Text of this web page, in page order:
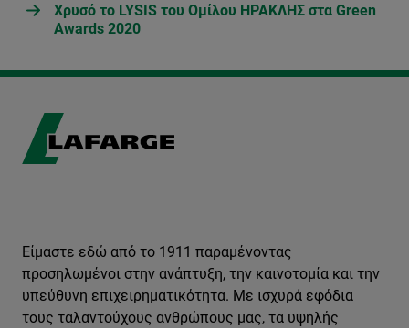
Χρυσό το LYSIS του Ομίλου ΗΡΑΚΛΗΣ στα Green
Awards 2020
Είμαστε εδώ από το 1911 παραμένοντας
προσηλωμένοι στην ανάπτυξη, την καινοτομία και την
υπεύθυνη επιχειρηματικότητα. Με ισχυρά εφόδια
τους ταλαντούχους ανθρώπους μας, τα υψηλής